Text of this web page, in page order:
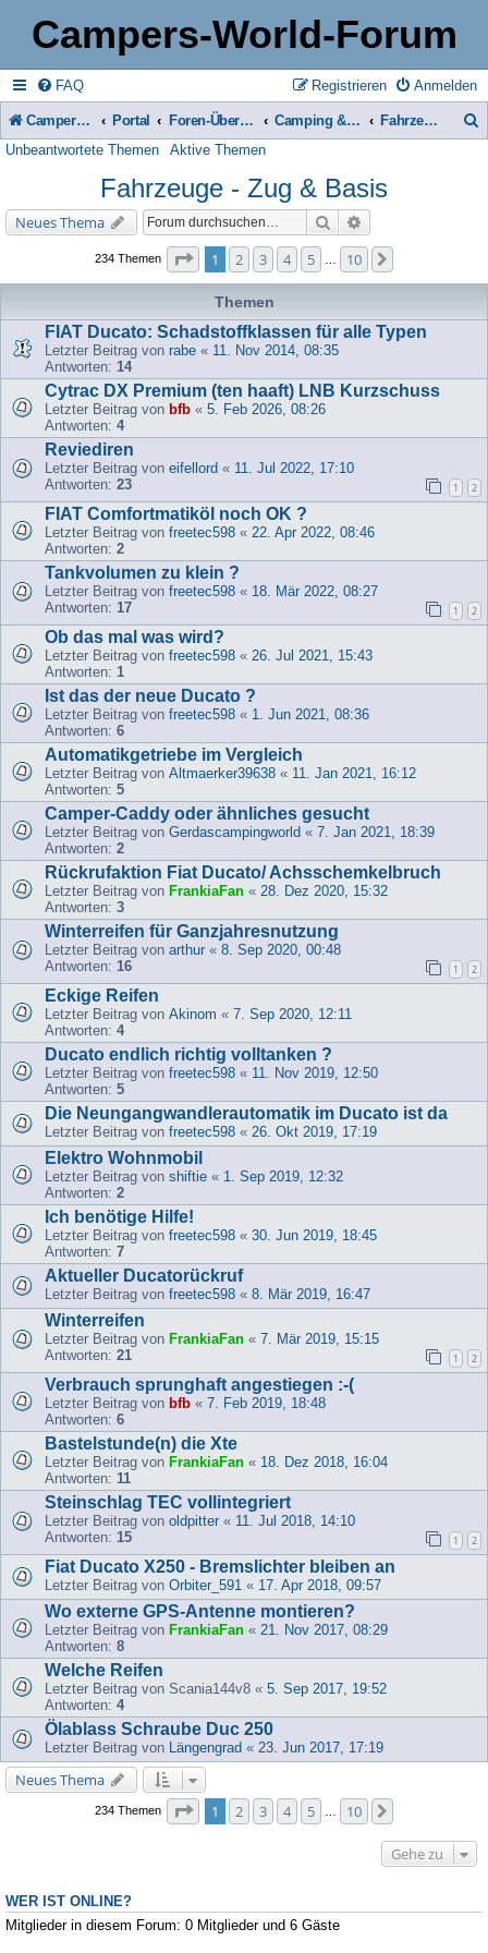
Campers-World-Forum
FAQ Anmelden
Registrieren
Campers-World-Forum Portal Foren-Übersicht Camping & Reise -> Fahrzeuge & Zubehör in der Praxis Fahrzeuge - Zug & Basis
Unbeantwortete Themen Aktive Themen
Fahrzeuge - Zug & Basis
Neues Thema Suche
234 Themen Seite von
1 2 3 4 5 10
Themen
FIAT Ducato: Schadstoffklassen für alle Typen
Letzter Beitrag von rabe « 11. Nov 2014, 08:35
Antworten: 14
Cytrac DX Premium (ten haaft) LNB Kurzschuss
Letzter Beitrag von bfb « 5. Feb 2026, 08:26
Antworten: 4
Reviediren
Letzter Beitrag von eifellord « 11. Jul 2022, 17:10
Antworten: 23 1 2
FIAT Comfortmatiköl noch OK ?
Letzter Beitrag von freetec598 « 22. Apr 2022, 08:46
Antworten: 2
Tankvolumen zu klein ?
Letzter Beitrag von freetec598 « 18. Mär 2022, 08:27
Antworten: 17 1 2
Ob das mal was wird?
Letzter Beitrag von freetec598 « 26. Jul 2021, 15:43
Antworten: 1
Ist das der neue Ducato ?
Letzter Beitrag von freetec598 « 1. Jun 2021, 08:36
Antworten: 6
Automatikgetriebe im Vergleich
Letzter Beitrag von Altmaerker39638 « 11. Jan 2021, 16:12
Antworten: 5
Camper-Caddy oder ähnliches gesucht
Letzter Beitrag von Gerdascampingworld « 7. Jan 2021, 18:39
Antworten: 2
Rückrufaktion Fiat Ducato/ Achsschemkelbruch
Letzter Beitrag von FrankiaFan « 28. Dez 2020, 15:32
Antworten: 3
Winterreifen für Ganzjahresnutzung
Letzter Beitrag von arthur « 8. Sep 2020, 00:48
Antworten: 16 1 2
Eckige Reifen
Letzter Beitrag von Akinom « 7. Sep 2020, 12:11
Antworten: 4
Ducato endlich richtig volltanken ?
Letzter Beitrag von freetec598 « 11. Nov 2019, 12:50
Antworten: 5
Die Neungangwandlerautomatik im Ducato ist da
Letzter Beitrag von freetec598 « 26. Okt 2019, 17:19
Elektro Wohnmobil
Letzter Beitrag von shiftie « 1. Sep 2019, 12:32
Antworten: 2
Ich benötige Hilfe!
Letzter Beitrag von freetec598 « 30. Jun 2019, 18:45
Antworten: 7
Aktueller Ducatorückruf
Letzter Beitrag von freetec598 « 8. Mär 2019, 16:47
Winterreifen
Letzter Beitrag von FrankiaFan « 7. Mär 2019, 15:15
Antworten: 21 1 2
Verbrauch sprunghaft angestiegen :-(
Letzter Beitrag von bfb « 7. Feb 2019, 18:48
Antworten: 6
Bastelstunde(n) die Xte
Letzter Beitrag von FrankiaFan « 18. Dez 2018, 16:04
Antworten: 11
Steinschlag TEC vollintegriert
Letzter Beitrag von oldpitter « 11. Jul 2018, 14:10
Antworten: 15 1 2
Fiat Ducato X250 - Bremslichter bleiben an
Letzter Beitrag von Orbiter_591 « 17. Apr 2018, 09:57
Wo externe GPS-Antenne montieren?
Letzter Beitrag von FrankiaFan « 21. Nov 2017, 08:29
Antworten: 8
Welche Reifen
Letzter Beitrag von Scania144v8 « 5. Sep 2017, 19:52
Antworten: 4
Ölablass Schraube Duc 250
Letzter Beitrag von Längengrad « 23. Jun 2017, 17:19
Neues Thema
234 Themen Seite von
1 2 3 4 5 10
Gehe zu
WER IST ONLINE?
Mitglieder in diesem Forum: 0 Mitglieder und 6 Gäste